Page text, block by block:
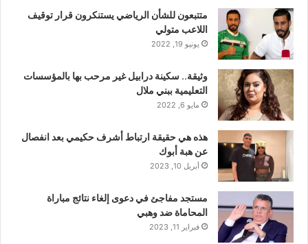
متتبعون للشأن الرياضي يستنكرون قرار توقيف
اللاعب متولي
يونيو 19, 2022
وثيقة.. سكينة درابيل غير مرحب بها بالمؤسسات
التعليمية ببني ملال
مايو 6, 2022
هذه هي حقيقة ارتباط أشرف حكيمي بعد انفصال
عن هبة أبوك
أبريل 10, 2023
مستجد مفاجئ في دعوى إلغاء نتائج مباراة
المحاماة ضد وهبي
فبراير 11, 2023